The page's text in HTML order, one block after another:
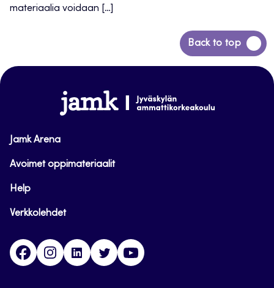
materiaalia voidaan […]
Back to top
Siirry
takaisin
www.jamk.fi
Jamk Arena
Avoimet oppimateriaalit
Help
Verkkolehdet
FacebookInstagramLinkedinTwitter